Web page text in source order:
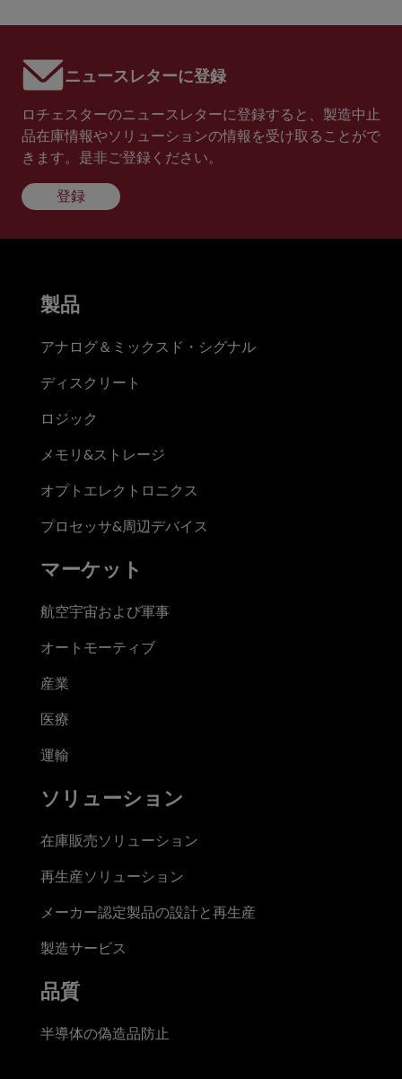
ニュースレターに登録
ロチェスターのニュースレターに登録すると、製造中止
品在庫情報やソリューションの情報を受け取ることがで
きます。是非ご登録ください。
登録
製品
アナログ＆ミックスド・シグナル
ディスクリート
ロジック
メモリ&ストレージ
オプトエレクトロニクス
プロセッサ&周辺デバイス
マーケット
航空宇宙および軍事
オートモーティブ
産業
医療
運輸
ソリューション
在庫販売ソリューション
再生産ソリューション
メーカー認定製品の設計と再生産
製造サービス
品質
半導体の偽造品防止